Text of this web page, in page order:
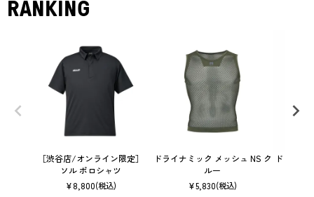
RANKING
［渋谷店/オンライン限定］
ソル ポロシャツ
¥8,800(税込)
ドライナミック メッシュ NS ク
ルー
¥5,830(税込)
ドライナ